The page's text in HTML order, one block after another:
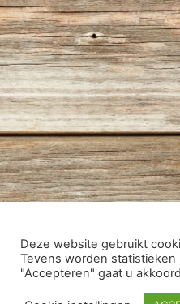
Deze website gebruikt
Tevens worden
"Accepteren" gaat u